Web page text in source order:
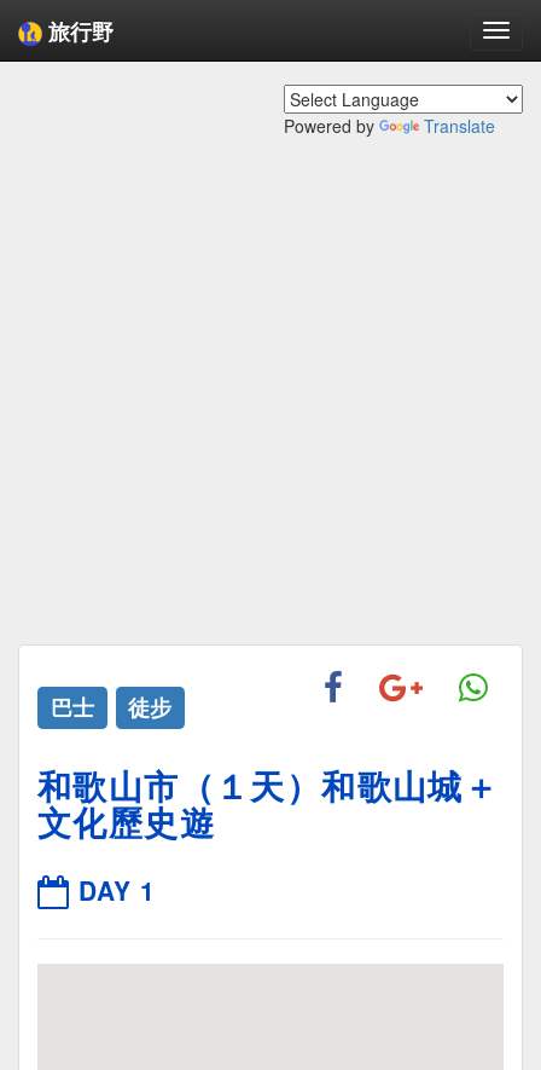
旅行野
Powered by Translate
巴士 徒步
和歌山市（１天）和歌山城＋
文化歷史遊
DAY 1